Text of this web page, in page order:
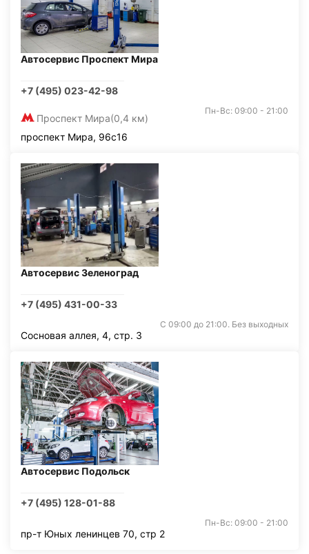
Автосервис Проспект Мира
+7 (495) 023-42-98
Проспект Мира(0,4 км)
Пн-Вс: 09:00 - 21:00
проспект Мира, 96с16
Автосервис Зеленоград
+7 (495) 431-00-33
С 09:00 до 21:00. Без выходных
Сосновая аллея, 4, стр. 3
Автосервис Подольск
+7 (495) 128-01-88
Пн-Вс: 09:00 - 21:00
пр-т Юных ленинцев 70, стр 2